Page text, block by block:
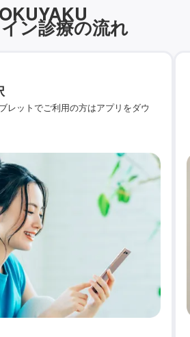
ン診療の流れ
レットでご利用の方はアプリをダウ